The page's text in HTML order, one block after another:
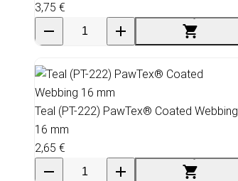
3,75 €
Teal (PT-222) PawTex® Coated Webbing
16 mm
2,65 €